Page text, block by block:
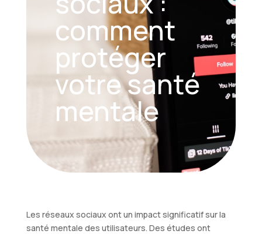
comment
protéger
votre santé
mentale
Les réseaux sociaux ont un impact significatif sur la
santé mentale des utilisateurs. Des études ont